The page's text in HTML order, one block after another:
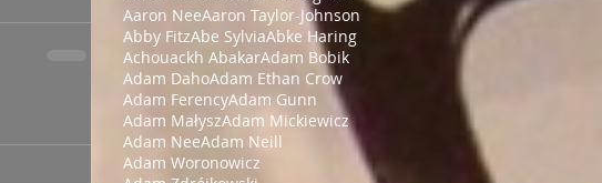
Aaron NeeAaron Taylor-Johnson
Abby FitzAbe SylviaAbke Haring
Achouackh AbakarAdam Bobik
Adam DahoAdam Ethan Crow
Adam FerencyAdam Gunn
Adam MałyszAdam Mickiewicz
Adam NeeAdam Neill
Adam Woronowicz